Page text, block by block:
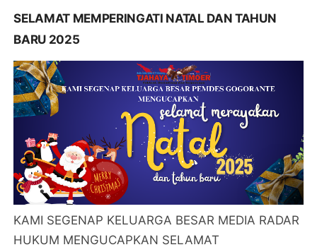
SELAMAT MEMPERINGATI NATAL DAN TAHUN
BARU 2025
KAMI SEGENAP KELUARGA BESAR MEDIA RADAR
HUKUM MENGUCAPKAN SELAMAT